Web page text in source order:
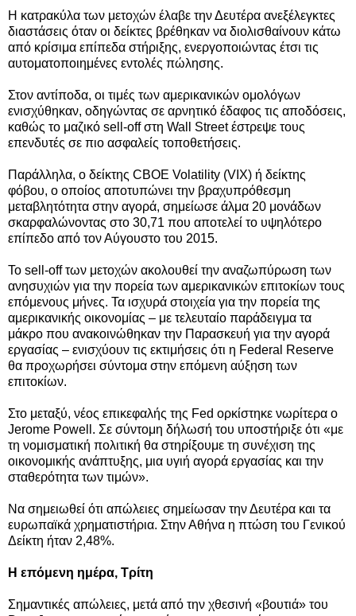
Η κατρακύλα των μετοχών έλαβε την Δευτέρα ανεξέλεγκτες
διαστάσεις όταν οι δείκτες βρέθηκαν να διολισθαίνουν κάτω
από κρίσιμα επίπεδα στήριξης, ενεργοποιώντας έτσι τις
αυτοματοποιημένες εντολές πώλησης.
Στον αντίποδα, οι τιμές των αμερικανικών ομολόγων
ενισχύθηκαν, οδηγώντας σε αρνητικό έδαφος τις αποδόσεις,
καθώς το μαζικό sell-off στη Wall Street έστρεψε τους
επενδυτές σε πιο ασφαλείς τοποθετήσεις.
Παράλληλα, ο δείκτης CBOE Volatility (VIX) ή δείκτης
φόβου, ο οποίος αποτυπώνει την βραχυπρόθεσμη
μεταβλητότητα στην αγορά, σημείωσε άλμα 20 μονάδων
σκαρφαλώνοντας στο 30,71 που αποτελεί το υψηλότερο
επίπεδο από τον Αύγουστο του 2015.
Το sell-off των μετοχών ακολουθεί την αναζωπύρωση των
ανησυχιών για την πορεία των αμερικανικών επιτοκίων τους
επόμενους μήνες. Τα ισχυρά στοιχεία για την πορεία της
αμερικανικής οικονομίας – με τελευταίο παράδειγμα τα
μάκρο που ανακοινώθηκαν την Παρασκευή για την αγορά
εργασίας – ενισχύουν τις εκτιμήσεις ότι η Federal Reserve
θα προχωρήσει σύντομα στην επόμενη αύξηση των
επιτοκίων.
Στο μεταξύ, νέος επικεφαλής της Fed ορκίστηκε νωρίτερα ο
Jerome Powell. Σε σύντομη δήλωσή του υποστήριξε ότι «με
τη νομισματική πολιτική θα στηρίξουμε τη συνέχιση της
οικονομικής ανάπτυξης, μια υγιή αγορά εργασίας και την
σταθερότητα των τιμών».
Να σημειωθεί ότι απώλειες σημείωσαν την Δευτέρα και τα
ευρωπαϊκά χρηματιστήρια. Στην Αθήνα η πτώση του Γενικού
Δείκτη ήταν 2,48%.
Η επόμενη ημέρα, Τρίτη
Σημαντικές απώλειες, μετά από την χθεσινή «βουτιά» του